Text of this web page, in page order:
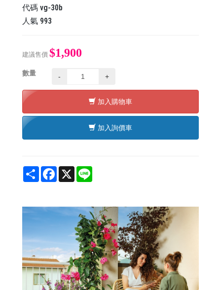
代碼 vg-30b
人氣 993
建議售價 $1,900
數量 - +
加入購物車
加入詢價車
Share Facebook
X